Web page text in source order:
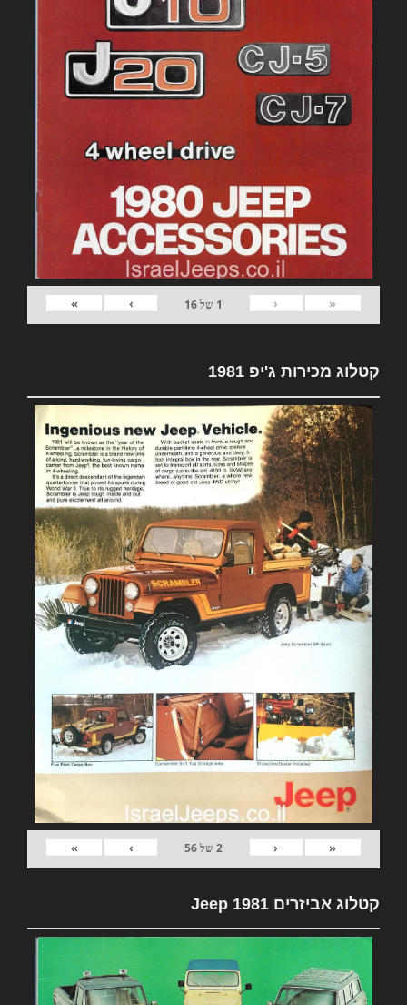
«
‹
1 של16
›
»
קטלוג מכירות ג'יפ 1981
«
‹
2של56
›
»
קטלוג אביזרים 1981 Jeep